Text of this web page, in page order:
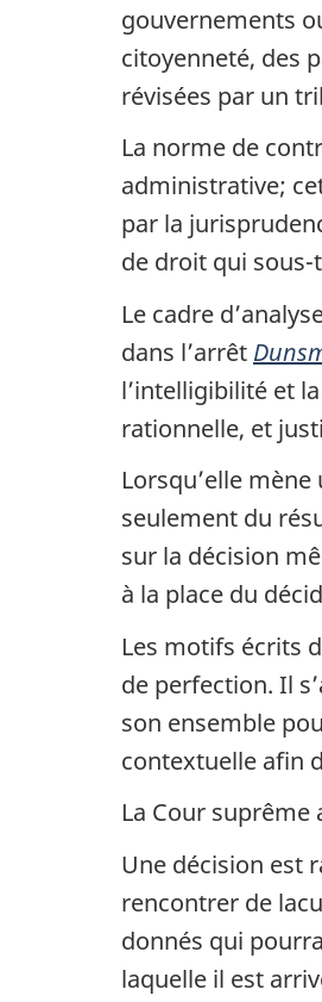
gouvernements
citoyenneté, des
révisées par un
La norme de
administrative;
par la
de droit qui
Le cadre
dans l’arrêt
l’intelligibilité et
rationnelle, et
Lorsqu’elle
seulement du
sur la décision
à la place du
Les motifs écrits
de perfection. Il
son ensemble
contextuelle afin
La Cour suprême
Une décision est
rencontrer de
donnés qui
laquelle il est